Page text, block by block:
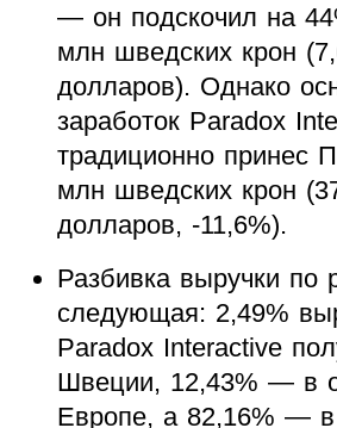
— он подскочил на
млн шведских крон
долларов). Однако
заработок Paradox
традиционно принес
млн шведских крон
долларов, -11,6%).
Разбивка выручки по
следующая: 2,49%
Paradox Interactive
Швеции, 12,43% — в
Европе, а 82,16% —